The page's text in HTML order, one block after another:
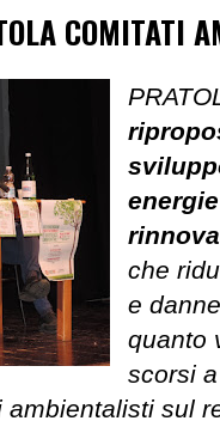
COMITATI
che
e
quanto
scorsi
sul